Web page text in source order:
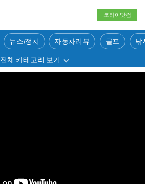
코리아닷컴
뉴스/정치 자동차리뷰 골프 낚
전체 카테고리 보기